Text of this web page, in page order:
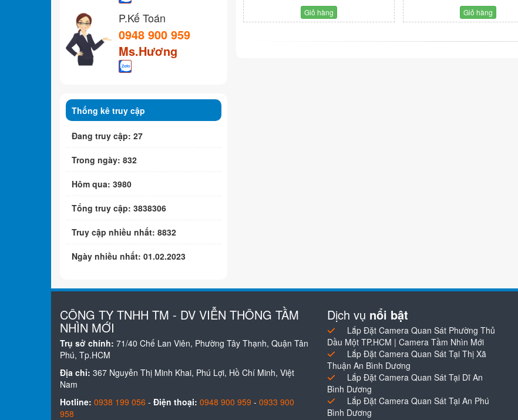
Giỏ hàng Giỏ hàng
P.Kế Toán
0948 900 959
Ms.Hương
Thống kê truy cập
Đang truy cập: 27
Trong ngày: 832
Hôm qua: 3980
Tổng truy cập: 3838306
Truy cập nhiều nhất: 8832
Ngày nhiều nhất: 01.02.2023
CÔNG TY TNHH TM - DV VIỄN THÔNG TẦM
NHÌN MỚI
Trụ sở chính: 71/40 Chế Lan Viên, Phường Tây Thạnh, Quận Tân
Phú, Tp.HCM
Địa chỉ: 367 Nguyễn Thị Minh Khai, Phú Lợi, Hồ Chí Minh, Việt
Nam
Hotline: 0938 199 056 - Điện thoại: 0948 900 959 - 0933 900
958
Dịch vụ nổi bật
Lắp Đặt Camera Quan Sát Phường Thủ
Dầu Một TP.HCM | Camera Tầm Nhìn Mới
Lắp Đặt Camera Quan Sát Tại Thị Xã
Thuận An Bình Dương
Lắp Đặt Camera Quan Sát Tại Dĩ An
Bình Dương
Lắp Đặt Camera Quan Sát Tại An Phú
Bình Dương